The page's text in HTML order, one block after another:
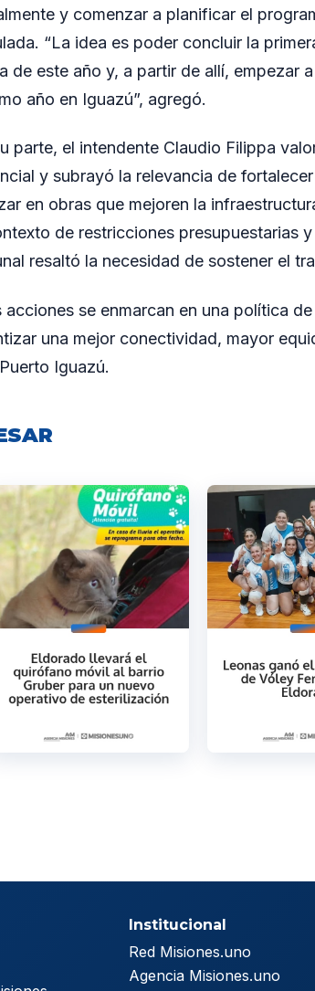
y comenzar a planificar el
“La idea es poder concluir la
de este año y, a partir de allí, empezar
año en Iguazú”, agregó.
parte, el intendente Claudio Filippa
y subrayó la relevancia de
en obras que mejoren la
de restricciones presupuestarias
resaltó la necesidad de sostener el
acciones se enmarcan en una política
una mejor conectividad, mayor
Iguazú.
Institucional
Red Misiones.uno
Agencia Misiones.uno